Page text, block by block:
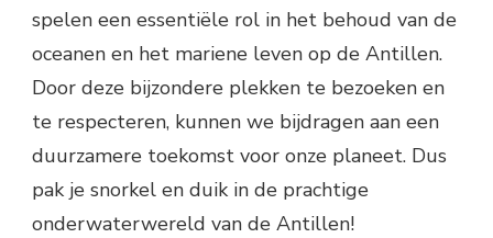
spelen een essentiële rol in het behoud van de
oceanen en het mariene leven op de Antillen.
Door deze bijzondere plekken te bezoeken en
te respecteren, kunnen we bijdragen aan een
duurzamere toekomst voor onze planeet. Dus
pak je snorkel en duik in de prachtige
onderwaterwereld van de Antillen!